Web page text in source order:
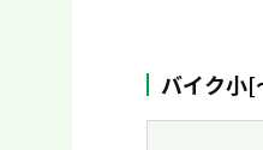
バイク小